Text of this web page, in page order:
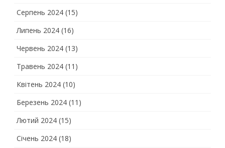
Серпень 2024 (15)
Липень 2024 (16)
Червень 2024 (13)
Травень 2024 (11)
Квітень 2024 (10)
Березень 2024 (11)
Лютий 2024 (15)
Січень 2024 (18)